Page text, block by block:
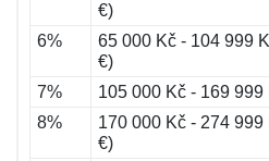
€)
6%
65 000 Kč - 104 999
€)
7%
105 000 Kč - 169
8%
170 000 Kč - 274
€)